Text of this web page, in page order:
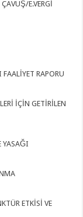
E.VERGİ
RAPORU
İÇİN GETİRİLEN
YASAĞI
ETKİSİ VE